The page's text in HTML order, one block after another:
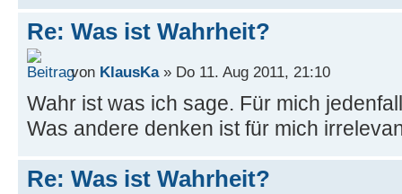
Re: Was ist Wahrheit?
von KlausKa» Do 11. Aug 2011, 21:10
Wahr ist was ich sage. Für mich
Was andere denken ist für mich
Re: Was ist Wahrheit?